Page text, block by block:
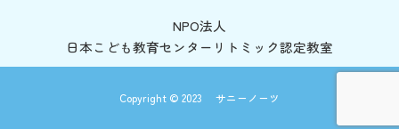
NPO法人
日本こども教育センターリトミック認定教室
Copyright © 2023 サニーノーツ